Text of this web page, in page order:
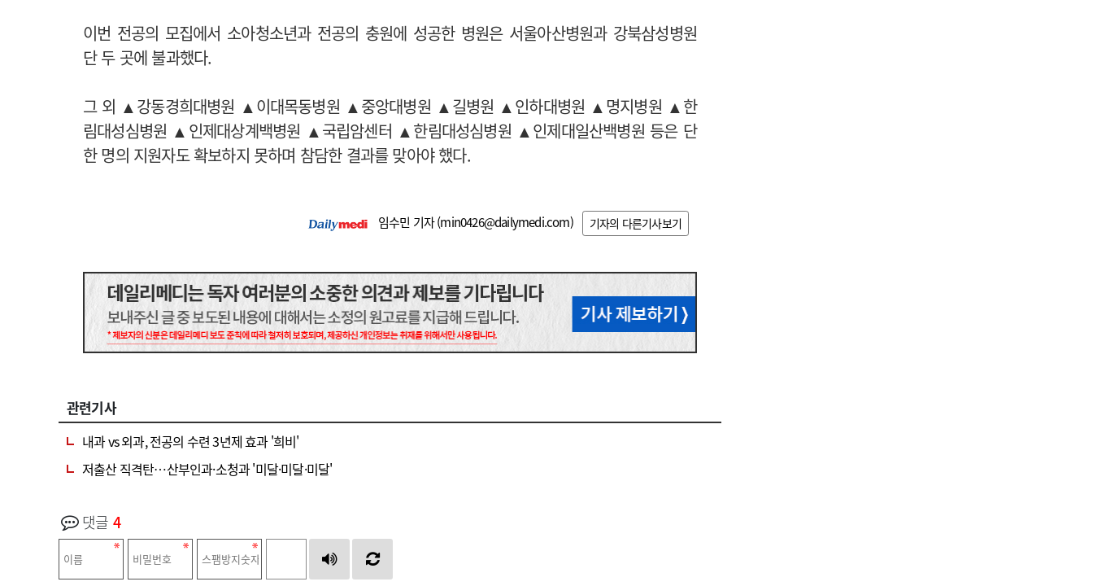
이번 전공의 모집에서 소아청소년과 전공의 충원에 성공한 병원은 서울아산병원과 강북삼성병원
단 두 곳에 불과했다.
그 외 ▲강동경희대병원 ▲이대목동병원 ▲중앙대병원 ▲길병원 ▲인하대병원 ▲명지병원 ▲한
림대성심병원 ▲인제대상계백병원 ▲국립암센터 ▲한림대성심병원 ▲인제대일산백병원 등은 단
한 명의 지원자도 확보하지 못하며 참담한 결과를 맞아야 했다.
임수민 기자 (min0426@dailymedi.com) 기자의 다른기사보기
관련기사
내과 vs 외과, 전공의 수련 3년제 효과 '희비'
저출산 직격탄…산부인과·소청과 '미달·미달·미달'
댓글 4